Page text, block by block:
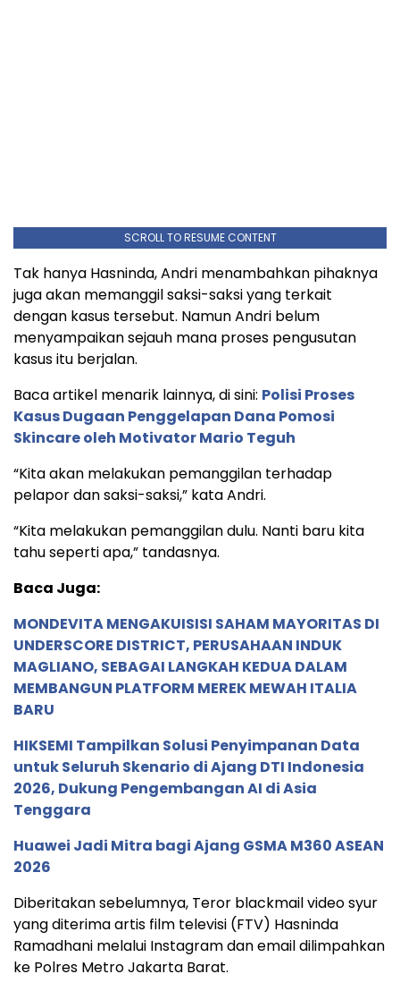
SCROLL TO RESUME CONTENT
Tak hanya Hasninda, Andri menambahkan pihaknya
juga akan memanggil saksi-saksi yang terkait
dengan kasus tersebut. Namun Andri belum
menyampaikan sejauh mana proses pengusutan
kasus itu berjalan.
Baca artikel menarik lainnya, di sini: Polisi Proses
Kasus Dugaan Penggelapan Dana Pomosi
Skincare oleh Motivator Mario Teguh
“Kita akan melakukan pemanggilan terhadap
pelapor dan saksi-saksi,” kata Andri.
“Kita melakukan pemanggilan dulu. Nanti baru kita
tahu seperti apa,” tandasnya.
Baca Juga:
MONDEVITA MENGAKUISISI SAHAM MAYORITAS DI
UNDERSCORE DISTRICT, PERUSAHAAN INDUK
MAGLIANO, SEBAGAI LANGKAH KEDUA DALAM
MEMBANGUN PLATFORM MEREK MEWAH ITALIA
BARU
HIKSEMI Tampilkan Solusi Penyimpanan Data
untuk Seluruh Skenario di Ajang DTI Indonesia
2026, Dukung Pengembangan AI di Asia
Tenggara
Huawei Jadi Mitra bagi Ajang GSMA M360 ASEAN
2026
Diberitakan sebelumnya, Teror blackmail video syur
yang diterima artis film televisi (FTV) Hasninda
Ramadhani melalui Instagram dan email dilimpahkan
ke Polres Metro Jakarta Barat.